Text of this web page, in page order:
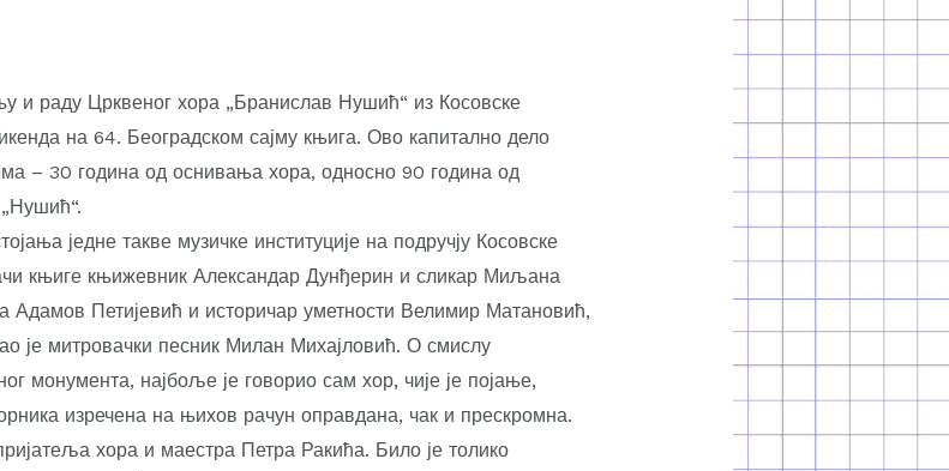
и раду Црквеног хора „Бранислав Нушић“ из Косовске
на 64. Београдском сајму књига. Ово капитално дело
– 30 година од оснивања хора, односно 90 година од
једне такве музичке институције на подручју Косовске
књиге књижевник Александар Дунђерин и сликар Миљана
Адамов Петијевић и историчар уметности Велимир Матановић,
је митровачки песник Милан Михајловић. О смислу
монумента, најбоље је говорио сам хор, чије је појање,
изречена на њихов рачун оправдана, чак и прескромна.
хора и маестра Петра Ракића. Било је толико